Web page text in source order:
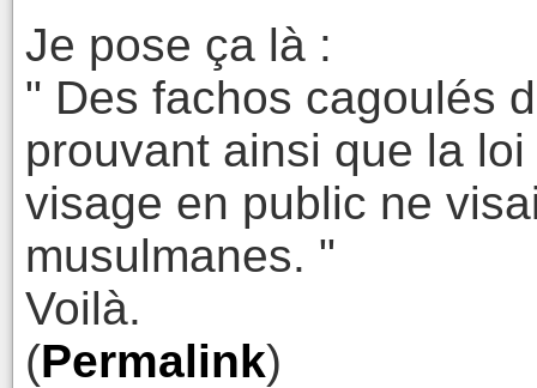
Je pose ça là :
" Des fachos cagoulés
prouvant ainsi que la
visage en public ne
musulmanes. "
Voilà.
(Permalink)